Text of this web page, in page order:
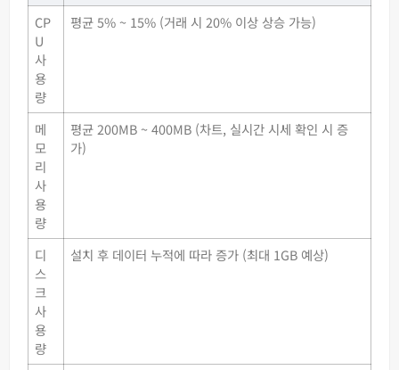
CP
U
사
용
량
평균 5% ~ 15% (거래 시 20% 이상 상승 가능)
메
모
리
사
용
량
평균 200MB ~ 400MB (차트, 실시간 시세 확인 시 증
가)
디
스
크
사
용
량
설치 후 데이터 누적에 따라 증가 (최대 1GB 예상)